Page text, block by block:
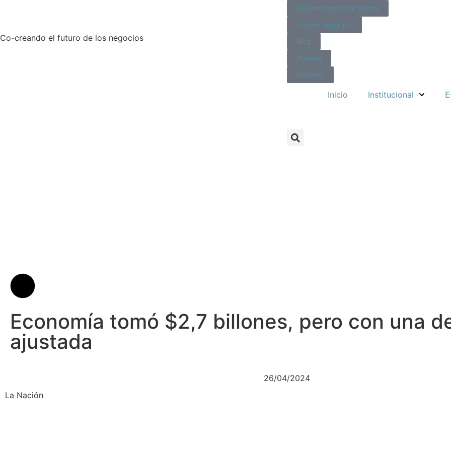
Co-creando el futuro de los negocios
Guía Interactiva de Socios
Hub de Negocios
Blog
Agenda
Empleos
Inicio Institucional
Economía tomó $2,7 billones, pero con una
ajustada
26/04/2024
La Nación